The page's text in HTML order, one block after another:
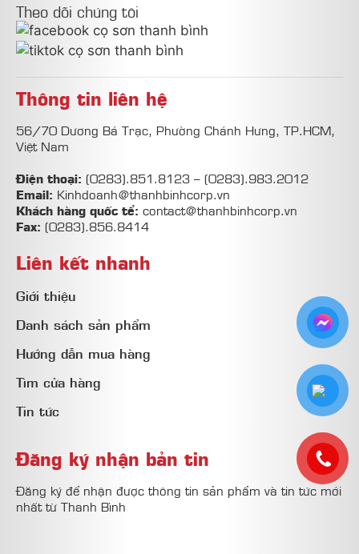
Theo dõi chúng tôi
Thông tin liên hệ
56/70 Dương Bá Trạc, Phường Chánh Hưng, TP.HCM,
Việt Nam
Điện thoại: (0283).851.8123 – (0283).983.2012
Email: Kinhdoanh@thanhbinhcorp.vn
Khách hàng quốc tể: contact@thanhbinhcorp.vn
Fax: (0283).856.8414
Liên kết nhanh
Giới thiệu
Danh sách sản phẩm
Hướng dẫn mua hàng
Tìm cửa hàng
Tin tức
Đăng ký nhận bản tin
Đăng ký để nhận được thông tin sản phẩm và tin tức mới
nhất từ Thanh Bình